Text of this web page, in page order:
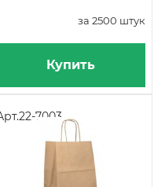
за 2500 штук
Купить
22-7003